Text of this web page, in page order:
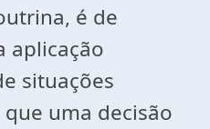
é de
aplicação
situações
uma decisão